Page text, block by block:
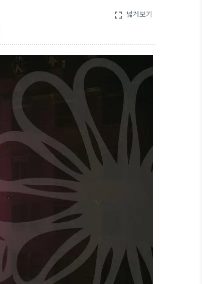
fullscreen 넓게보기